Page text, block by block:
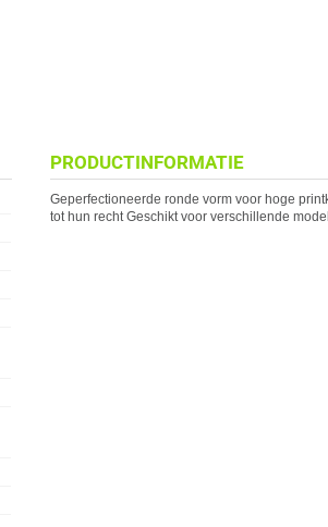
PRODUCTINFORMATIE
Geperfectioneerde ronde vorm voor hoge
tot hun recht Geschikt voor verschillende